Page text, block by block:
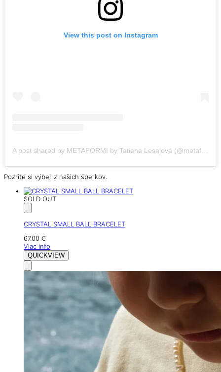
View this post on Instagram
Pozrite si výber z našich šperkov.
SOLD OUT
CRYSTAL SMALL BALL BRACELET
67.00 €
Viac info
QUICKVIEW